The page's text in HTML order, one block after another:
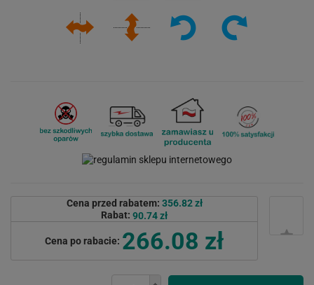
Cena przed rabatem: 356.82 zł
Rabat: 90.74 zł
Cena po rabacie: 266.08 zł